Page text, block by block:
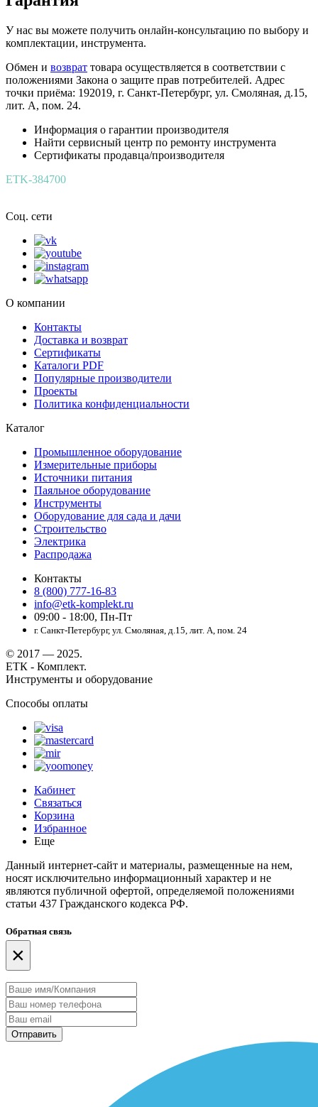
У нас вы можете получить онлайн-консультацию по выбору и
комплектации, инструмента.
Обмен и возврат товара осуществляется в соответствии с
положениями Закона о защите прав потребителей. Адрес
точки приёма: 192019, г. Санкт-Петербург, ул. Смоляная, д.15,
лит. А, пом. 24.
Информация о гарантии производителя
Найти сервисный центр по ремонту инструмента
Сертификаты продавца/производителя
ETK-384700
Соц. сети
О компании
Контакты
Доставка и возврат
Сертификаты
Каталоги PDF
Популярные производители
Проекты
Политика конфиденциальности
Каталог
Промышленное оборудование
Измерительные приборы
Источники питания
Паяльное оборудование
Инструменты
Оборудование для сада и дачи
Строительство
Электрика
Распродажа
Контакты
8 (800) 777-16-83
info@etk-komplekt.ru
09:00 - 18:00, Пн-Пт
г. Санкт-Петербург, ул. Смоляная, д.15, лит. А, пом. 24
© 2017 — 2025.
ЕТК - Комплект.
Инструменты и оборудование
Способы оплаты
Кабинет
Связаться
Корзина
Избранное
Еще
Данный интернет-сайт и материалы, размещенные на нем,
носят исключительно информационный характер и не
являются публичной офертой, определяемой положениями
статьи 437 Гражданского кодекса РФ.
Обратная связь
×
Отправить